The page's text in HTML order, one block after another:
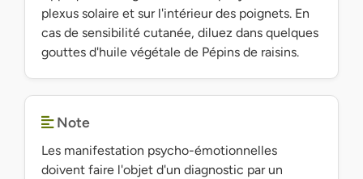
plexus solaire et sur l'intérieur des poignets. En
cas de sensibilité cutanée, diluez dans quelques
gouttes d'huile végétale de Pépins de raisins.
Note
Les manifestation psycho-émotionnelles
doivent faire l'objet d'un diagnostic par un